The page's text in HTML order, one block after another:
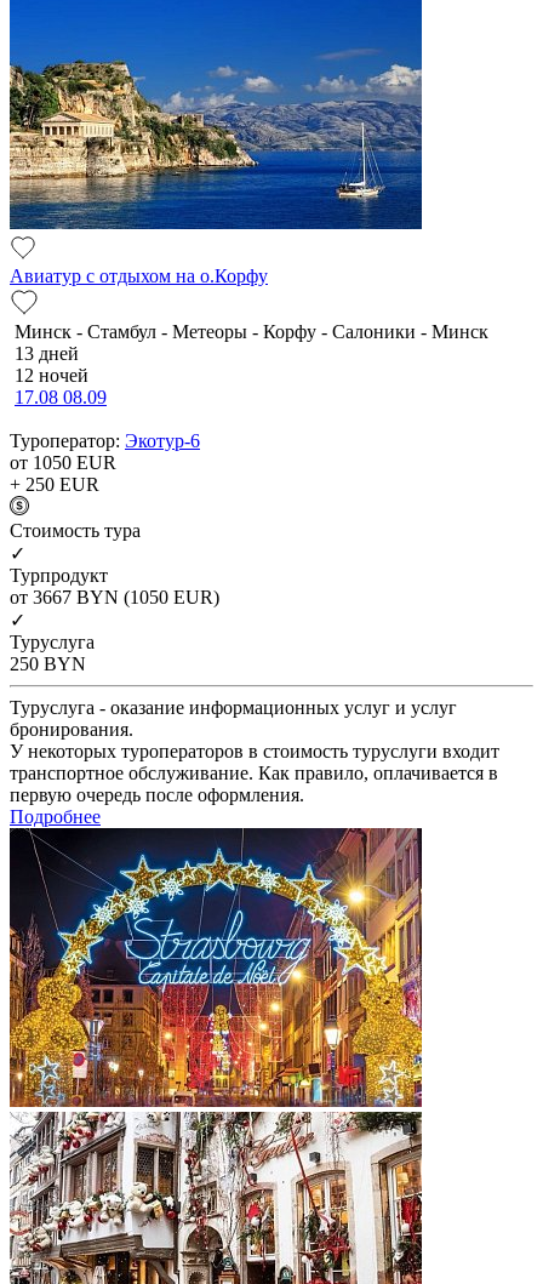
Авиатур с отдыхом на о.Корфу
Минск - Стамбул - Метеоры - Корфу - Салоники - Минск
13 дней
12 ночей
17.08 08.09
Туроператор: Экотур-6
от 1050 EUR
+ 250 EUR
Cтоимость тура
✓
Турпродукт
от 3667 BYN (1050 EUR)
✓
Туруслуга
250 BYN
Туруслуга - оказание информационных услуг и услуг
бронирования.
У некоторых туроператоров в стоимость туруслуги входит
транспортное обслуживание. Как правило, оплачивается в
первую очередь после оформления.
Подробнее